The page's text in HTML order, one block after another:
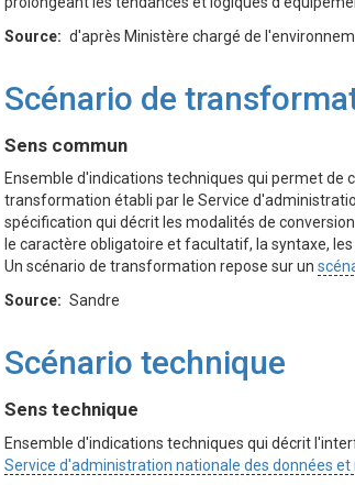
Source
d'après Ministère chargé de
Scénario de
Définition
Sens commun
Ensemble d'indications techniques qui permet
transformation établi par le Service
spécification qui décrit les modalités de
le caractère obligatoire et facultatif, la syntaxe,
Un scénario de transformation repose sur un
Source
Sandre
Scénario technique
Définition
Sens technique
Ensemble d'indications techniques qui décrit
Service d'administration nationale des données